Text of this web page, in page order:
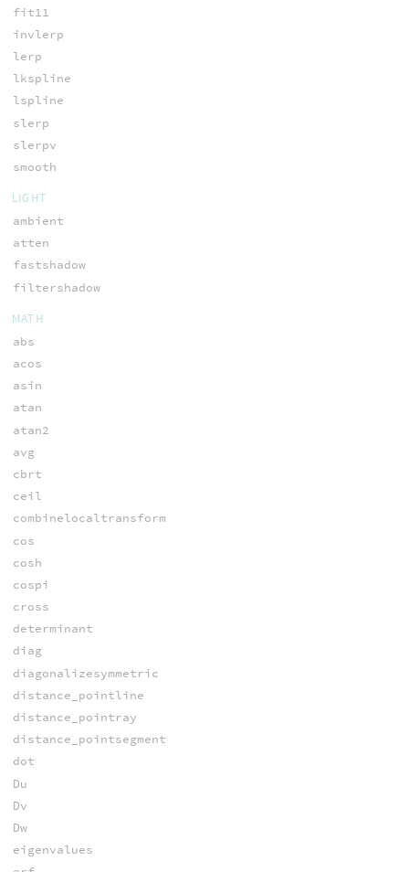
fit11
invlerp
lerp
lkspline
lspline
slerp
slerpv
smooth
LIGHT
ambient
atten
fastshadow
filtershadow
MATH
abs
acos
asin
atan
atan2
avg
cbrt
ceil
combinelocaltransform
cos
cosh
cospi
cross
determinant
diag
diagonalizesymmetric
distance_pointline
distance_pointray
distance_pointsegment
dot
Du
Dv
Dw
eigenvalues